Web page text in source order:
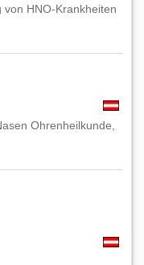
von HNO-Krankheiten
Ohrenheilkunde,